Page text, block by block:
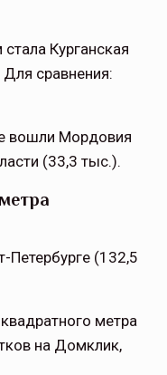
Курганская
сравнения:
вошли Мордовия
(33,3 тыс.).
(132,5
метра
на Домклик,